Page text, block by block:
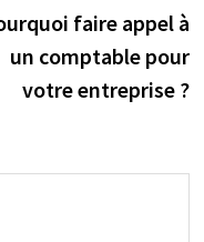
:
faire appel à
un comptable pour
votre entreprise ?